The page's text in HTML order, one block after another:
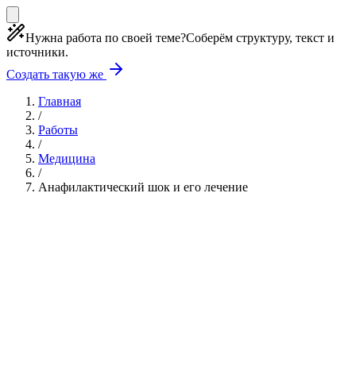
Нужна работа по своей теме?Соберём структуру, текст и
источники.
Создать такую же
Главная
/
Работы
/
Медицина
/
Анафилактический шок и его лечение